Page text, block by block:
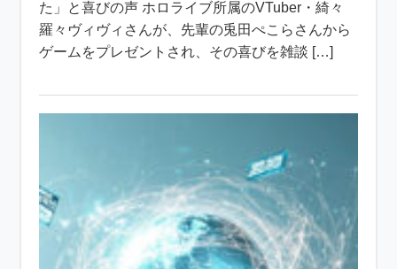
た」と喜びの声 ホロライブ所属のVTuber・綺々
羅々ヴィヴィさんが、先輩の兎田ぺこらさんから
ゲームをプレゼントされ、その喜びを雑談 […]